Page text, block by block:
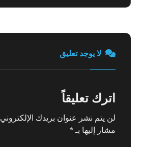
لا يوجد تعليق
اترك تعليقاً
لن يتم نشر عنوان بريدك
مشار إليها بـ *